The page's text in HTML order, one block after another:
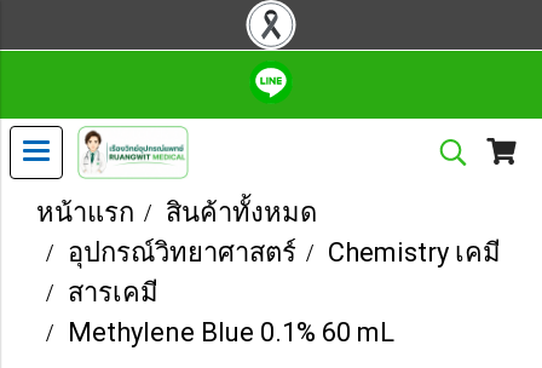
หน้าแรก
สินค้าทั้งหมด
อุปกรณ์วิทยาศาสตร์
Chemistry เคมี
สารเคมี
Methylene Blue 0.1% 60 mL